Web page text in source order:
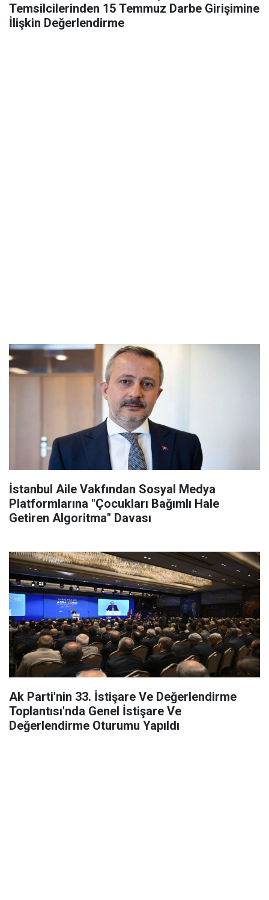
Temsilcilerinden 15 Temmuz Darbe Girişimine
İlişkin Değerlendirme
İstanbul Aile Vakfından Sosyal Medya
Platformlarına "Çocukları Bağımlı Hale
Getiren Algoritma" Davası
Ak Parti'nin 33. İstişare Ve Değerlendirme
Toplantısı'nda Genel İstişare Ve
Değerlendirme Oturumu Yapıldı